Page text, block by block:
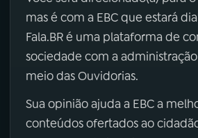
mas é com a EBC que estará
Fala.BR é uma plataforma de
sociedade com a
meio das Ouvidorias.
Sua opinião ajuda a EBC a
conteúdos ofertados ao